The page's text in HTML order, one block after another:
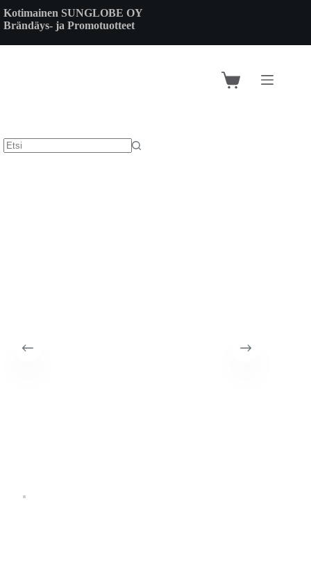
to
content
Kotimainen SUNGLOBE OY
Brändäys- ja Promotuotteet
Shopping